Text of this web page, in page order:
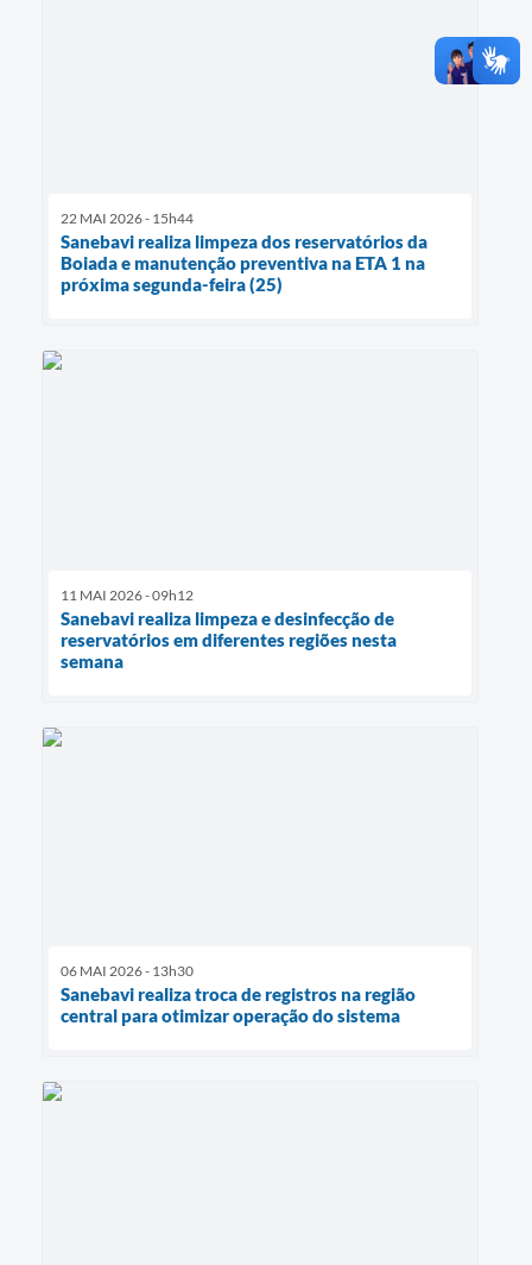
22 MAI 2026 - 15h44
Sanebavi realiza limpeza dos reservatórios da
Boiada e manutenção preventiva na ETA 1 na
próxima segunda-feira (25)
11 MAI 2026 - 09h12
Sanebavi realiza limpeza e desinfecção de
reservatórios em diferentes regiões nesta
semana
06 MAI 2026 - 13h30
Sanebavi realiza troca de registros na região
central para otimizar operação do sistema